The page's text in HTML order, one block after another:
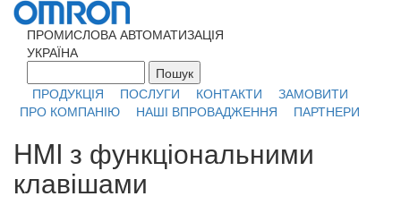
Перейти к основному содержанию
ПРОМИСЛОВА АВТОМАТИЗАЦІЯ
УКРАЇНА
Форма поиска
ПРОДУКЦІЯ
ПОСЛУГИ КОНТАКТИ
ЗАМОВИТИ
ПРО КОМПАНІЮ
НАШІ ВПРОВАДЖЕННЯ ПАРТНЕРИ
HMI з функціональними
клавішами